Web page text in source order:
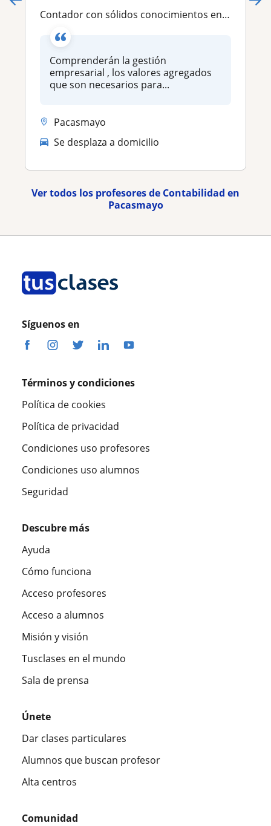
Contador con sólidos conocimientos en aspectos contables , administrativos y de gestión organizacional
Comprenderán la gestión
empresarial , los valores agregados
que son necesarios para...
Pacasmayo
Se desplaza a domicilio
Ver todos los profesores de Contabilidad en
Pacasmayo
Síguenos en
Términos y condiciones
Política de cookies
Política de privacidad
Condiciones uso profesores
Condiciones uso alumnos
Seguridad
Descubre más
Ayuda
Cómo funciona
Acceso profesores
Acceso a alumnos
Misión y visión
Tusclases en el mundo
Sala de prensa
Únete
Dar clases particulares
Alumnos que buscan profesor
Alta centros
Comunidad